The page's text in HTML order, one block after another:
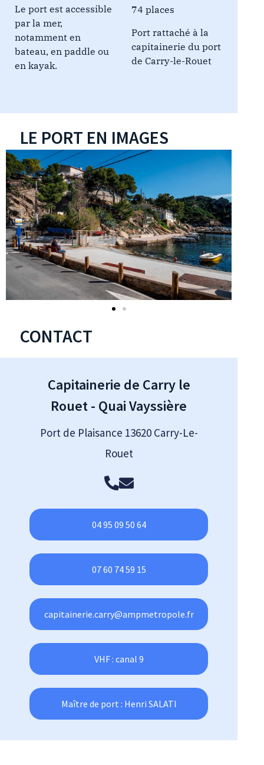
Le port est accessible
par la mer,
notamment en
bateau, en paddle ou
en kayak.
74 places
Port rattaché à la
capitainerie du port
de Carry-le-Rouet
LE PORT EN IMAGES
CONTACT
Capitainerie de Carry le
Rouet - Quai Vayssière
Port de Plaisance 13620 Carry-Le-
Rouet
04 95 09 50 64
07 60 74 59 15
capitainerie.carry@ampmetropole.fr
VHF : canal 9
Maître de port : Henri SALATI